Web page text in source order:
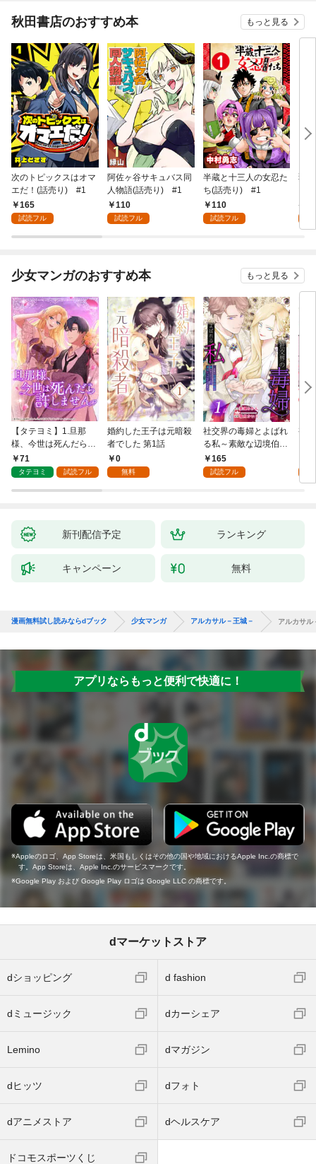
秋田書店のおすすめ本 もっと見る
次のトピックスはオマ
エだ！(話売り) #1
165
試読フル
阿佐ヶ谷サキュバス同
人物語(話売り) #1
110
試読フル
半蔵と十三人の女忍た
ち(話売り) #1
110
試読フル
弱
少女マンガのおすすめ本 もっと見る
【タテヨミ】1.旦那
様、今世は死んだら許
しません
71
タテヨミ 試読フル
婚約した王子は元暗殺
者でした 第1話
0
無料
社交界の毒婦とよばれ
る私～素敵な辺境伯令
息に腕を折られたの
で、責任とってもらい
165
試読フル
視
新刊配信予定 ランキング
キャンペーン 無料
漫画無料試し読みならdブック 少女マンガ アルカサル－王城－ アルカサ
アプリならもっと便利で快適に！
Appleのロゴ、App Storeは、米国もしくはその他の国や地域におけるApple Inc.の商標で
す。App Storeは、Apple Inc.のサービスマークです。
Google Play および Google Play ロゴは Google LLC の商標です。
dマーケットストア
dショッピング d fashion
dミュージック dカーシェア
Lemino dマガジン
dヒッツ dフォト
dアニメストア dヘルスケア
ドコモスポーツくじ